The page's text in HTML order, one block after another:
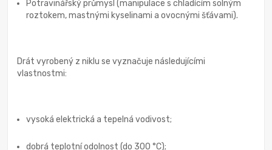
Potravinářský průmysl (manipulace s chladícím solným
roztokem, mastnými kyselinami a ovocnými šťávami).
Drát vyrobený z niklu se vyznačuje následujícími
vlastnostmi:
vysoká elektrická a tepelná vodivost;
dobrá teplotní odolnost (do 300 °C);